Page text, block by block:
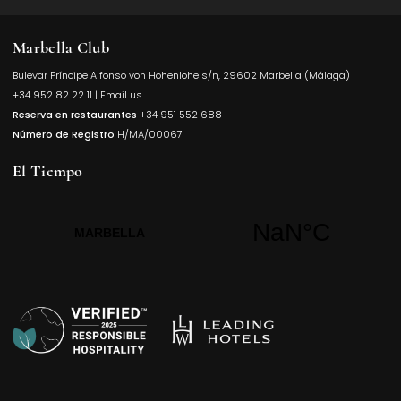
Marbella Club
Bulevar Príncipe Alfonso von Hohenlohe s/n, 29602 Marbella (Málaga)
+34 952 82 22 11 | Email us
Reserva en restaurantes +34 951 552 688
Número de Registro H/MA/00067
El Tiempo